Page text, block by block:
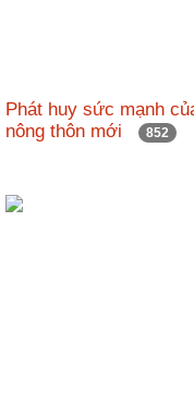
Phát huy sức mạnh
nông thôn mới
852